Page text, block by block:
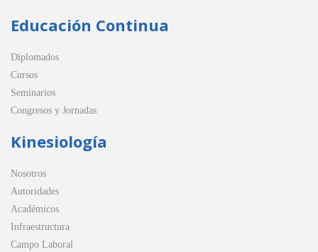
Educación Continua
Diplomados
Cursos
Seminarios
Congresos y Jornadas
Kinesiología
Nosotros
Autoridades
Académicos
Infraestructura
Campo Laboral